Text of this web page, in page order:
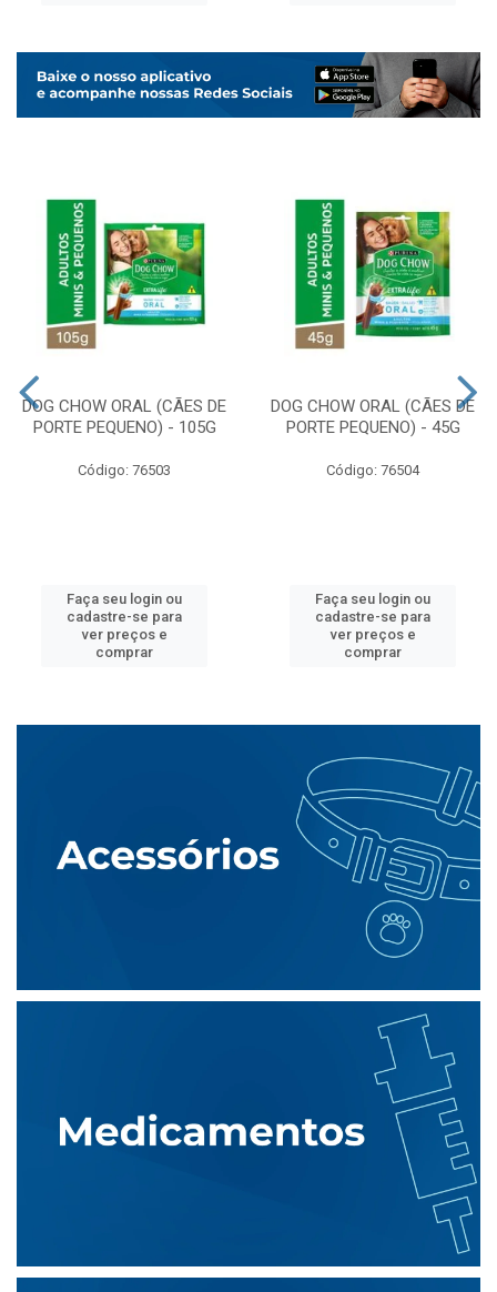
DOG CHOW ORAL (CÃES DE
PORTE PEQUENO) - 105G
Código: 76503
Faça seu login ou
cadastre-se para
ver preços e
comprar
DOG CHOW ORAL (CÃES DE
PORTE PEQUENO) - 45G
Código: 76504
Faça seu login ou
cadastre-se para
ver preços e
comprar